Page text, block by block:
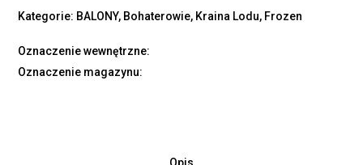
Kategorie: BALONY, Bohaterowie, Kraina Lodu, Frozen
Oznaczenie wewnętrzne:
Oznaczenie magazynu: